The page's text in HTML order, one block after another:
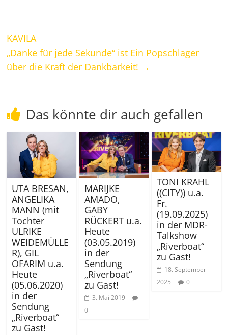
KAVILA
„Danke für jede Sekunde“ ist Ein Popschlager
über die Kraft der Dankbarkeit! →
Das könnte dir auch gefallen
UTA BRESAN,
ANGELIKA
MANN (mit
Tochter
ULRIKE
WEIDEMÜLLE
R), GIL
OFARIM u.a.
Heute
(05.06.2020)
in der
Sendung
„Riverboat“
zu Gast!
MARIJKE
AMADO,
GABY
RÜCKERT u.a.
Heute
(03.05.2019)
in der
Sendung
„Riverboat“
zu Gast!
3. Mai 2019
0
TONI KRAHL
((CITY)) u.a.
Fr.
(19.09.2025)
in der MDR-
Talkshow
„Riverboat“
zu Gast!
18. September
2025
0